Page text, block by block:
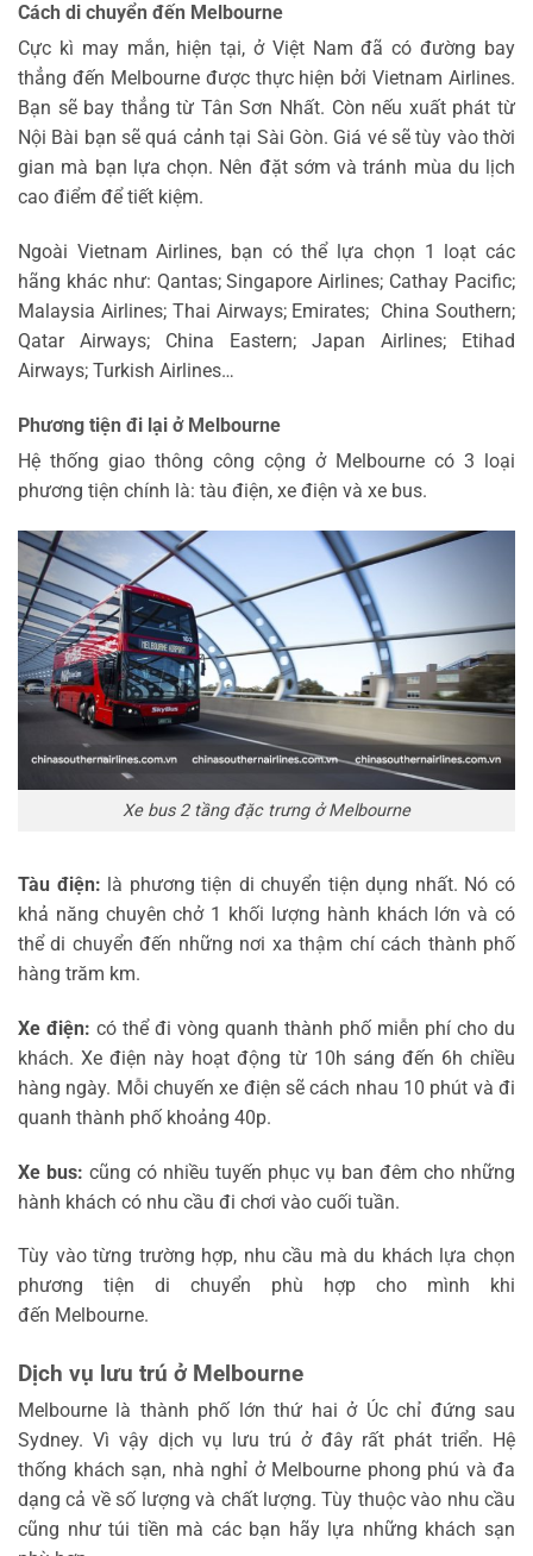
Cách di chuyển đến Melbourne
Cực kì may mắn, hiện tại, ở Việt Nam đã có đường bay
thẳng đến Melbourne được thực hiện bởi Vietnam Airlines.
Bạn sẽ bay thẳng từ Tân Sơn Nhất. Còn nếu xuất phát từ
Nội Bài bạn sẽ quá cảnh tại Sài Gòn. Giá vé sẽ tùy vào thời
gian mà bạn lựa chọn. Nên đặt sớm và tránh mùa du lịch
cao điểm để tiết kiệm.
Ngoài Vietnam Airlines, bạn có thể lựa chọn 1 loạt các
hãng khác như: Qantas; Singapore Airlines; Cathay Pacific;
Malaysia Airlines; Thai Airways; Emirates; China Southern;
Qatar Airways; China Eastern; Japan Airlines; Etihad
Airways; Turkish Airlines…
Phương tiện đi lại ở Melbourne
Hệ thống giao thông công cộng ở Melbourne có 3 loại
phương tiện chính là: tàu điện, xe điện và xe bus.
Xe bus 2 tầng đặc trưng ở Melbourne
Tàu điện: là phương tiện di chuyển tiện dụng nhất. Nó có
khả năng chuyên chở 1 khối lượng hành khách lớn và có
thể di chuyển đến những nơi xa thậm chí cách thành phố
hàng trăm km.
Xe điện: có thể đi vòng quanh thành phố miễn phí cho du
khách. Xe điện này hoạt động từ 10h sáng đến 6h chiều
hàng ngày. Mỗi chuyến xe điện sẽ cách nhau 10 phút và đi
quanh thành phố khoảng 40p.
Xe bus: cũng có nhiều tuyến phục vụ ban đêm cho những
hành khách có nhu cầu đi chơi vào cuối tuần.
Tùy vào từng trường hợp, nhu cầu mà du khách lựa chọn
phương tiện di chuyển phù hợp cho mình khi
đến Melbourne.
Dịch vụ lưu trú ở Melbourne
Melbourne là thành phố lớn thứ hai ở Úc chỉ đứng sau
Sydney. Vì vậy dịch vụ lưu trú ở đây rất phát triển. Hệ
thống khách sạn, nhà nghỉ ở Melbourne phong phú và đa
dạng cả về số lượng và chất lượng. Tùy thuộc vào nhu cầu
cũng như túi tiền mà các bạn hãy lựa những khách sạn